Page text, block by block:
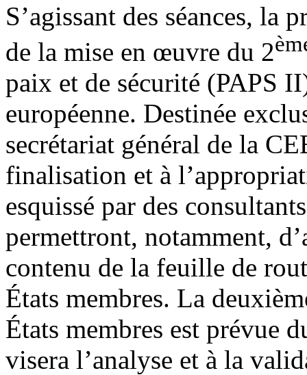
S’agissant des séances, la
de la mise en œuvre du 2
paix et de sécurité (PAPS
européenne. Destinée
secrétariat général de la
finalisation et à
esquissé par des
permettront, notamment,
contenu de la feuille de
États membres. La
États membres est prévue
visera l’analyse et à la